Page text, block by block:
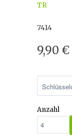
TR
7414
9,90 €
Anzahl